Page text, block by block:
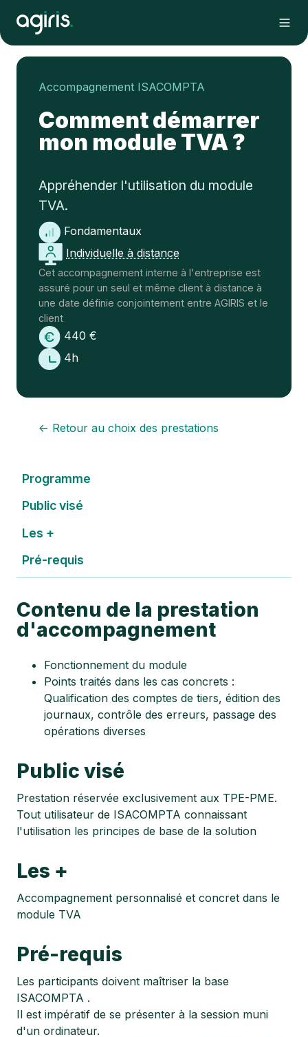
Accompagnement ISACOMPTA
Comment démarrer
mon module TVA ?
Appréhender l'utilisation du module
TVA.
Fondamentaux
Individuelle à distance
Cet accompagnement interne à l'entreprise est
assuré pour un seul et même client à distance à
une date définie conjointement entre AGIRIS et le
client
440 €
4h
← Retour au choix des prestations
Programme
Public visé
Les +
Pré-requis
Contenu de la prestation
d'accompagnement
Fonctionnement du module
Points traités dans les cas concrets :
Qualification des comptes de tiers, édition des
journaux, contrôle des erreurs, passage des
opérations diverses
Public visé
Prestation réservée exclusivement aux TPE-PME.
Tout utilisateur de ISACOMPTA connaissant
l'utilisation les principes de base de la solution
Les +
Accompagnement personnalisé et concret dans le
module TVA
Pré-requis
Les participants doivent maîtriser la base
ISACOMPTA .
Il est impératif de se présenter à la session muni
d'un ordinateur.